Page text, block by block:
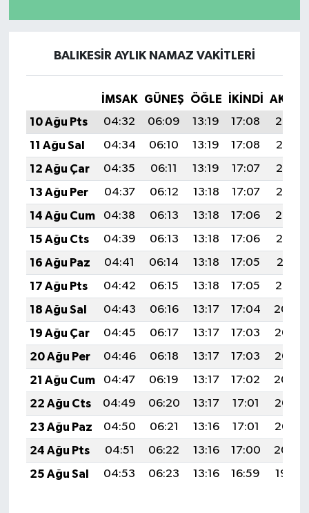
BALIKESIR AYLIK NAMAZ VAKITLERI
İMSAK GÜNEŞ ÖĞLE İKINDI
10 Ağu Pts
04:32 06:09 13:19 17:08
20:19
11 Ağu Sal
04:34 06:10 13:19 17:08
20:18
12 Ağu Çar
04:35 06:11 13:19 17:07
20:17
13 Ağu Per
04:37 06:12 13:18 17:07
20:15
14 Ağu Cum
04:38 06:13 13:18 17:06
20:14
15 Ağu Cts
04:39 06:13 13:18 17:06
20:13
16 Ağu Paz
04:41 06:14 13:18 17:05
20:11
17 Ağu Pts
04:42 06:15 13:18 17:05
20:10
18 Ağu Sal
04:43 06:16 13:17 17:04
20:09
19 Ağu Çar
04:45 06:17 13:17 17:03
20:07
20 Ağu Per
04:46 06:18 13:17 17:03
20:06
21 Ağu Cum
04:47 06:19 13:17 17:02
20:04
22 Ağu Cts
04:49 06:20 13:17 17:01
20:03
23 Ağu Paz
04:50 06:21 13:16 17:01
20:02
24 Ağu Pts
04:51 06:22 13:16 17:00
20:00
25 Ağu Sal
04:53 06:23 13:16 16:59 19:59